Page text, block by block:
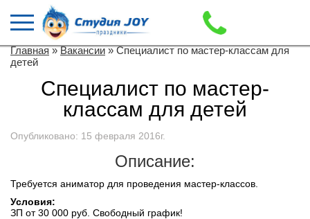
Главная»Вакансии» Специалист по мастер-классам для
детей
Специалист по мастер-
классам для детей
Опубликовано: 15 февраля 2016г.
Описание:
Требуется аниматор для проведения мастер-классов.
Условия:
ЗП от 30 000 руб. Свободный график!